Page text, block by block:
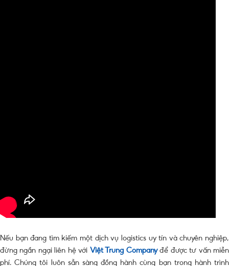
Nếu bạn đang tìm kiếm một dịch vụ logistics uy tín và chuyên nghiệp,
đừng ngần ngại liên hệ với Việt Trung Companyđể được tư vấn miễn
phí. Chúng tôi luôn sẵn sàng đồng hành cùng bạn trong hành trình